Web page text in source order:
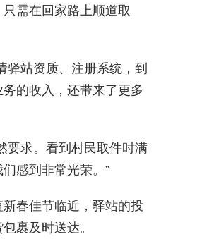
需在回家路上顺道取
驿站资质、注册系统，到
的收入，还带来了更多
要求。看到村民取件时满
感到非常光荣。”
春佳节临近，驿站的投
裹及时送达。